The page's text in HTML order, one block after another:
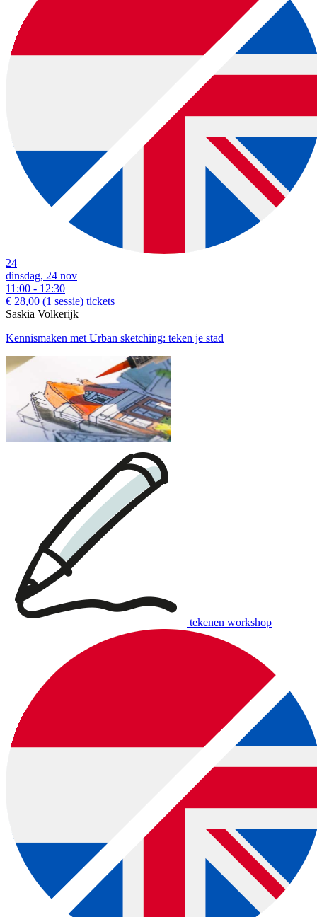
24
dinsdag, 24 nov
11:00 - 12:30
€ 28,00 (1 sessie) tickets
Saskia Volkerijk
Kennismaken met Urban sketching: teken je stad
tekenen workshop